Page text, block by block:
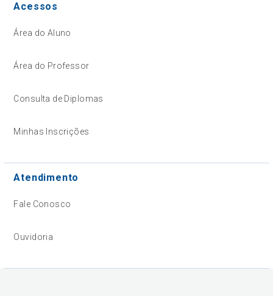
Acessos
Área do Aluno
Área do Professor
Consulta de Diplomas
Minhas Inscrições
Atendimento
Fale Conosco
Ouvidoria